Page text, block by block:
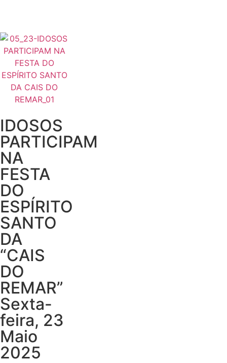
IDOSOS
PARTICIPAM
NA
FESTA
DO
ESPÍRITO
SANTO
DA
“CAIS
DO
REMAR”
Sexta-
feira, 23
Maio
2025